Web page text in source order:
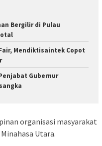
Bergilir di Pulau
Mendiktisaintek Copot
Gubernur
organisasi masyarakat
Utara.